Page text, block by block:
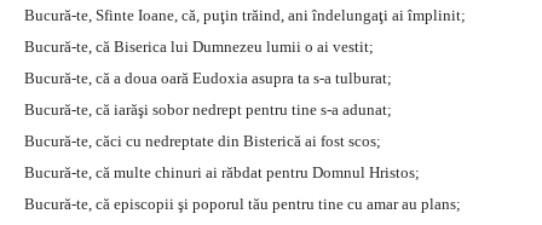
Bucură-te, Sfinte Ioane, că, puţin trăind, ani îndelungaţi ai împlinit;
Bucură-te, că Biserica lui Dumnezeu lumii o ai vestit;
Bucură-te, că a doua oară Eudoxia asupra ta s-a tulburat;
Bucură-te, că iarăşi sobor nedrept pentru tine s-a adunat;
Bucură-te, căci cu nedreptate din Bisterică ai fost scos;
Bucură-te, că multe chinuri ai răbdat pentru Domnul Hristos;
Bucură-te, că episcopii şi poporul tău pentru tine cu amar au plans;